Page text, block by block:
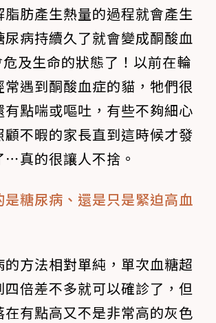
脂肪產生熱量的過程就會產生
病持續久了就會變成酮酸血
及生命的狀態了！以前在輪
常遇到酮酸血症的貓，牠們很
有點喘或嘔吐，有些不夠細心
顧不暇的家長直到這時候才發
⋯真的很讓人不捨。
糖尿病、還是只是緊迫高血
的方法相對單純，單次血糖超
倍差不多就可以確診了，但
在有點高又不是非常高的灰色